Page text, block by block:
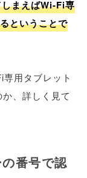
まえばWi-Fi専
ということで
用タブレット
、詳しく見て
番号で認